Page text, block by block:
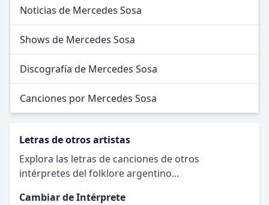
Noticias de Mercedes Sosa
Shows de Mercedes Sosa
Discografía de Mercedes Sosa
Canciones por Mercedes Sosa
Letras de otros artistas
Explora las letras de canciones de otros
intérpretes del folklore argentino...
Cambiar de Intérprete